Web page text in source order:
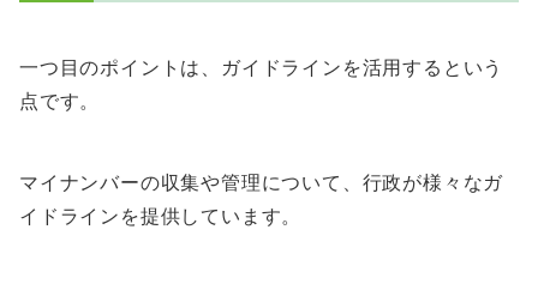
一つ目のポイントは、ガイドラインを活用するという
点です。
マイナンバーの収集や管理について、行政が様々なガ
イドラインを提供しています。